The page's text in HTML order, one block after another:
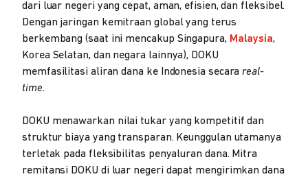
dari luar negeri yang cepat, aman, efisien, dan fleksibel.
Dengan jaringan kemitraan global yang terus
berkembang (saat ini mencakup Singapura, Malaysia,
Korea Selatan, dan negara lainnya), DOKU
memfasilitasi aliran dana ke Indonesia secarareal-
time.
DOKU menawarkan nilai tukar yang kompetitif dan
struktur biaya yang transparan. Keunggulan utamanya
terletak pada fleksibilitas penyaluran dana. Mitra
remitansi DOKU di luar negeri dapat mengirimkan dana